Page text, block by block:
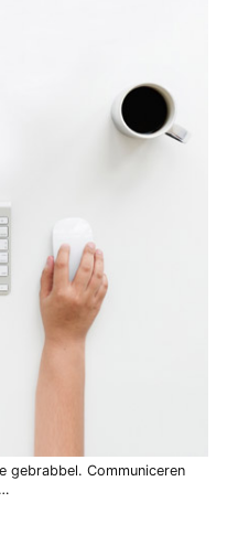
gebrabbel. Communiceren